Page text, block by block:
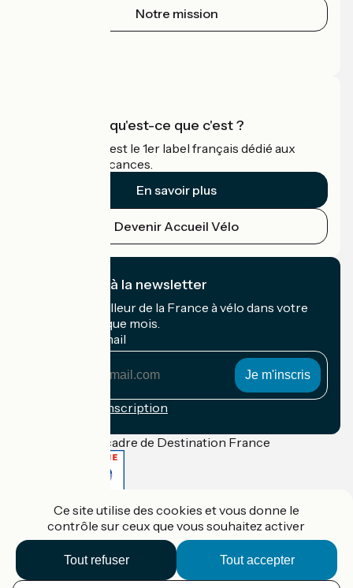
Notre mission
Accueil Vélo qu'est-ce que c'est ?
Accueil Vélo c'est le 1er label français dédié aux
cyclistes en vacances.
En savoir plus
Devenir Accueil Vélo
Je m'abonne à la newsletter
Recevez le meilleur de la France à vélo dans votre
boîte mail chaque mois.
Mon adresse mail
Conditions d'inscription
Financé dans le cadre de Destination France
Accueil Vélo Pro
Contact
Mentions légales
Confidentialité
Contact
Ce site utilise des cookies et vous donne le
contrôle sur ceux que vous souhaitez activer
Tout accepter
Tout refuser